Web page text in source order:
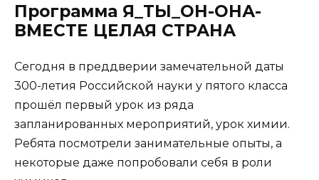
Программа Я_ТЫ_ОН-ОНА-
ВМЕСТЕ ЦЕЛАЯ СТРАНА
Сегодня в преддверии замечательной даты
300-летия Российской науки у пятого класса
прошёл первый урок из ряда
запланированных мероприятий, урок химии.
Ребята посмотрели занимательные опыты, а
некоторые даже попробовали себя в роли